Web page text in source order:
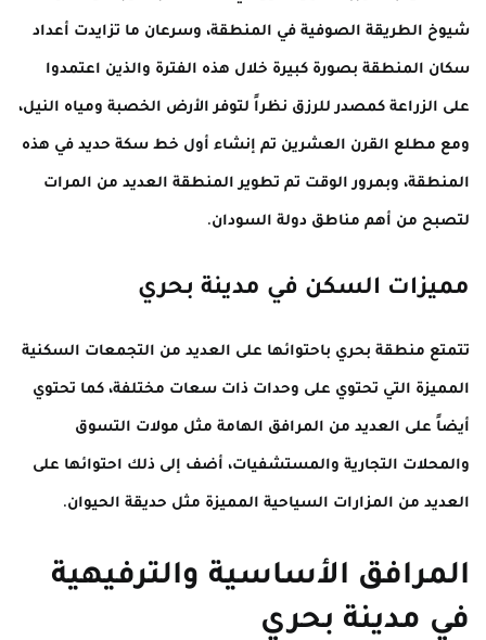
شيوخ الطريقة الصوفية في المنطقة، وسرعان ما تزايدت أعداد
سكان المنطقة بصورة كبيرة خلال هذه الفترة والذين اعتمدوا
على الزراعة كمصدر للرزق نظراً لتوفر الأرض الخصبة ومياه النيل،
ومع مطلع القرن العشرين تم إنشاء أول خط سكة حديد في هذه
المنطقة، وبمرور الوقت تم تطوير المنطقة العديد من المرات
لتصبح من أهم مناطق دولة السودان.
مميزات السكن في مدينة بحري
تتمتع منطقة بحري باحتوائها على العديد من التجمعات السكنية
المميزة التي تحتوي على وحدات ذات سعات مختلفة، كما تحتوي
أيضاً على العديد من المرافق الهامة مثل مولات التسوق
والمحلات التجارية والمستشفيات، أضف إلى ذلك احتوائها على
العديد من المزارات السياحية المميزة مثل حديقة الحيوان.
المرافق الأساسية والترفيهية
في مدينة بحري